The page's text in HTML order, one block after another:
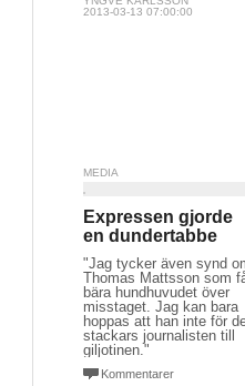
2013-03-13 07:00:00
MEDIA
Expressen gjorde
en dundertabbe
"Jag tycker även synd
Thomas Mattsson som
bära hundhuvudet över
misstaget. Jag kan bara
hoppas att han inte för
stackars journalisten till
giljotinen."
Kommentarer